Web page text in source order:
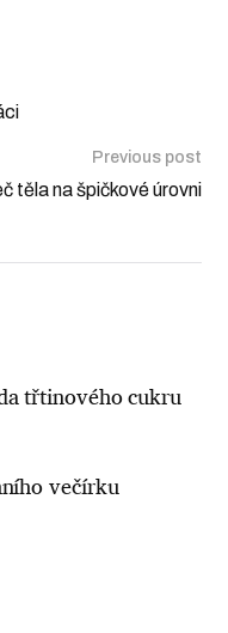
Previous post
těla na špičkové úrovni
třtinového cukru
večírku